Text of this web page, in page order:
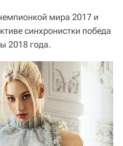
мира 2017 и
синхронистки победа
2018 года.